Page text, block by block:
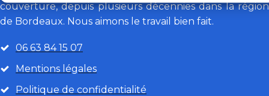
couverture, depuis plusieurs décennies dans la région
de Bordeaux. Nous aimons le travail bien fait.
06 63 84 15 07
Mentions légales
Politique de confidentialité